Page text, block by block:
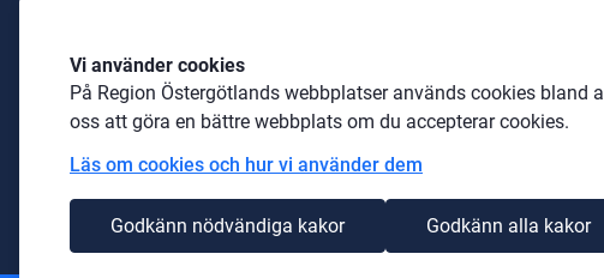
Vi använder cookies
På Region Östergötlands webbplatser används cookies
oss att göra en bättre webbplats om du accepterar cookies.
Läs om cookies och hur vi använder dem
Godkänn nödvändiga kakor Godkänn alla kakor
23 21 00-0040
Telefon: 010-103 00 00 (växel)
E-post: energikontoretostergotland@regionostergotland.se